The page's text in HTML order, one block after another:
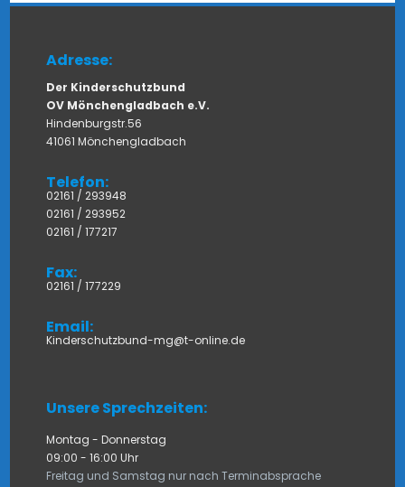
Adresse:
Der Kinderschutzbund
OV Mönchengladbach e.V.
Hindenburgstr.56
41061 Mönchengladbach
Telefon:
02161 / 293948
02161 / 293952
02161 / 177217
Fax:
02161 / 177229
Email:
Kinderschutzbund-mg@t-online.de
Unsere Sprechzeiten:
Montag - Donnerstag
09:00 - 16:00 Uhr
Freitag und Samstag nur nach Terminabsprache